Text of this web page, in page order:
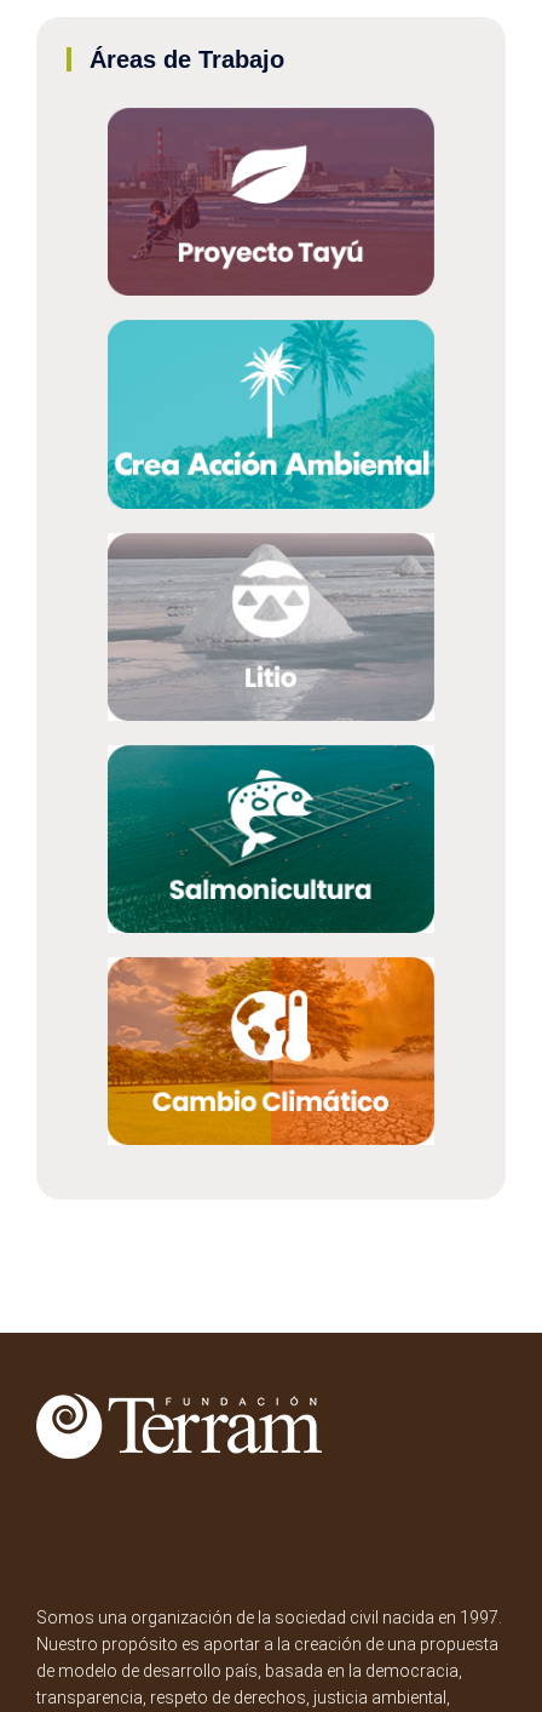
Áreas de Trabajo
Somos una organización de la sociedad civil nacida en 1997.
Nuestro propósito es aportar a la creación de una propuesta
de modelo de desarrollo país, basada en la democracia,
transparencia, respeto de derechos, justicia ambiental,